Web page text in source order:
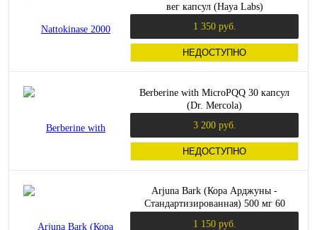
вег капсул (Haya Labs)
1 350 руб.
НЕДОСТУПНО
Berberine with MicroPQQ 30 капсул
(Dr. Mercola)
3 200 руб.
НЕДОСТУПНО
Arjuna Bark (Кора Арджуны -
Стандартизированная) 500 мг 60
1 150 руб.